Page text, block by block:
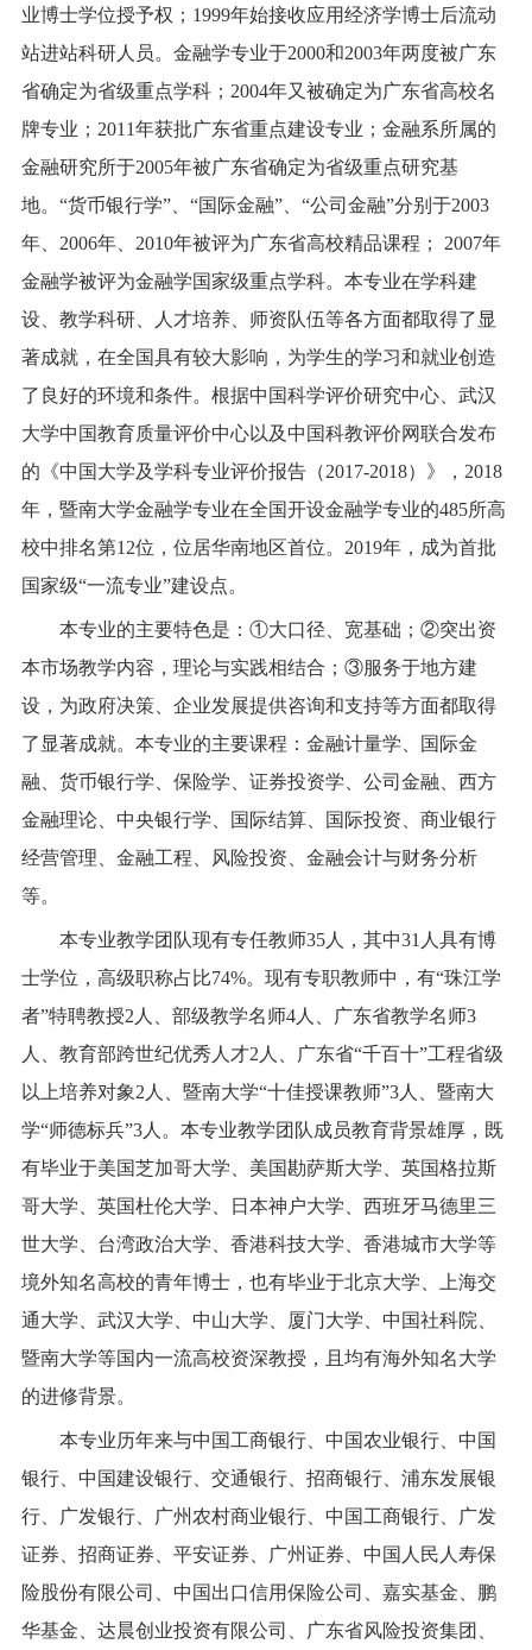
业博士学位授予权； 1999年始接收应用经济学博士后流动
站进站科研人员。金融学专业于2000和2003年两度被广东
省确定为省级重点学科； 2004年又被确定为广东省高校名
牌专业； 2011年获批广东省重点建设专业；金融系所属的
金融研究所于2005年被广东省确定为省级重点研究基
地。 “货币银行学”、 “国际金融”、 “公司金融”分别于2003
年、 2006年、 2010年被评为广东省高校精品课程； 2007年
金融学被评为金融学国家级重点学科。 本专业在学科建
设、教学科研、人才培养、师资队伍等各方面都取得了显
著成就，在全国具有较大影响， 为学生的学习和就业创造
了良好的环境和条件。根据中国科学评价研究中心、武汉
大学中国教育质量评价中心以及中国科教评价网联合发布
的《中国大学及学科专业评价报告（2017-2018）》， 2018
年，暨南大学金融学专业在全国开设金融学专业的485所高
校中排名第12位，位居华南地区首位。 2019年，成为首批
国家级“一流专业”建设点。
本专业的主要特色是： ①大口径、宽基础； ②突出资
本市场教学内容，理论与实践相结合； ③服务于地方建
设， 为政府决策、企业发展提供咨询和支持等方面都取得
了显著成就。 本专业的主要课程：金融计量学、国际金
融、货币银行学、保险学、证券投资学、公司金融、西方
金融理论、中央银行学、国际结算、国际投资、商业银行
经营管理、金融工程、风险投资、金融会计与财务分析
等。
本专业教学团队现有专任教师35人，其中31 人具有博
士学位，高级职称占比74%。现有专职教师中，有“珠江学
者”特聘教授2 人、部级教学名师4人、广东省教学名师3
人、教育部跨世纪优秀人才2 人、广东省“千百十”工程省级
以上培养对象2 人、暨南大学“十佳授课教师”3人、暨南大
学“师德标兵”3人。本专业教学团队成员教育背景雄厚，既
有毕业于美国芝加哥大学、美国勘萨斯大学、英国格拉斯
哥大学、英国杜伦大学、日本神户大学、西班牙马德里三
世大学、台湾政治大学、香港科技大学、香港城市大学等
境外知名高校的青年博士，也有毕业于北京大学、上海交
通大学、武汉大学、中山大学、厦门大学、中国社科院、
暨南大学等国内一流高校资深教授，且均有海外知名大学
的进修背景。
本专业历年来与中国工商银行、中国农业银行、中国
银行、中国建设银行、交通银行、招商银行、浦东发展银
行、广发银行、广州农村商业银行、中国工商银行、广发
证券、招商证券、平安证券、广州证券、中国人民人寿保
险股份有限公司、中国出口信用保险公司、嘉实基金、鹏
华基金、达晨创业投资有限公司、广东省风险投资集团、